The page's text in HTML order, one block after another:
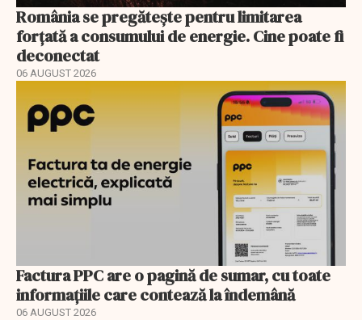
România se pregătește pentru limitarea
forțată a consumului de energie. Cine poate fi
deconectat
06 AUGUST 2026
Factura PPC are o pagină de sumar, cu toate
informațiile care contează la îndemână
06 AUGUST 2026